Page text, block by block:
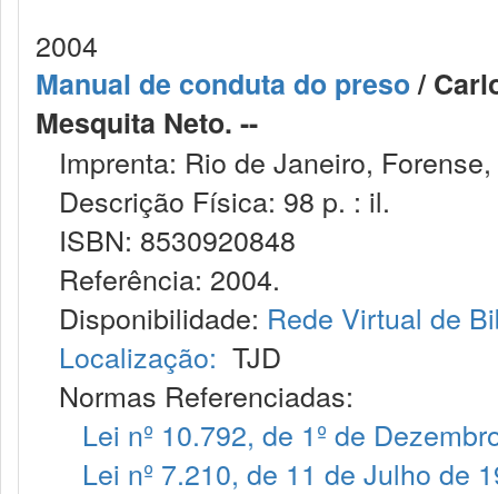
2004
Manual de conduta do preso/
Mesquita Neto. --
Imprenta: Rio de Janeiro,
Descrição Física: 98 p. : il.
ISBN: 8530920848
Referência: 2004.
Disponibilidade: Rede Virtual de
Localização: TJD
Normas Referenciadas:
Lei nº 10.792, de 1º de
Lei nº 7.210, de 11 de Julho de